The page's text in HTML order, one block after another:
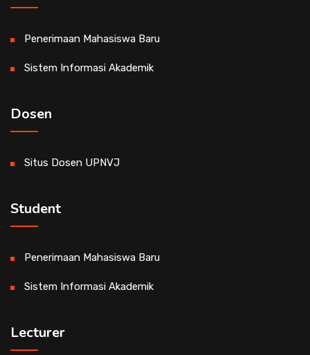
Penerimaan Mahasiswa Baru
Sistem Informasi Akademik
Dosen
Situs Dosen UPNVJ
Student
Penerimaan Mahasiswa Baru
Sistem Informasi Akademik
Lecturer